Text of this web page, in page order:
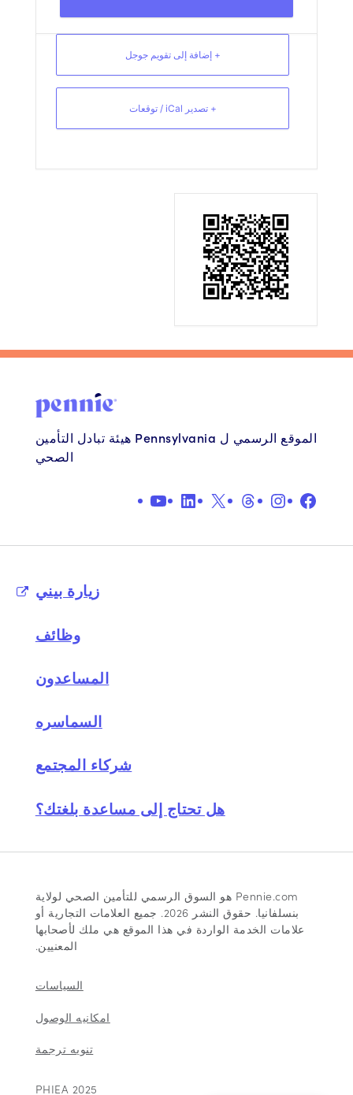
+ إضافة إلى تقويم جوجل
+ تصدير iCal / توقعات
الموقع الرسمي ل Pennsylvania هيئة تبادل التأمين
الصحي
فيس بوك
انستغرام
المواضيع
اكسلينكد إنيوتيوب
زيارة بيني
وظائف
المساعدون
السماسره
شركاء المجتمع
هل تحتاج إلى مساعدة بلغتك؟
Pennie.com هو السوق الرسمي للتأمين الصحي لولاية
بنسلفانيا. حقوق النشر 2026. جميع العلامات التجارية أو
علامات الخدمة الواردة في هذا الموقع هي ملك لأصحابها
المعنيين.
السياسات
امكانيه الوصول
تنويه ترجمة
2025 PHIEA